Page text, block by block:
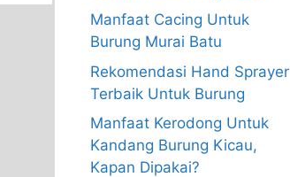
Manfaat Cacing Untuk
Burung Murai Batu
Rekomendasi Hand Sprayer
Terbaik Untuk Burung
Manfaat Kerodong Untuk
Kandang Burung Kicau,
Kapan Dipakai?